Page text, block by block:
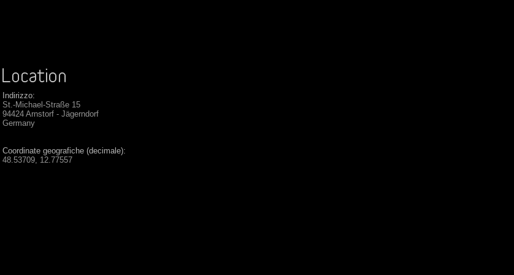
Indirizzo:
St.-Michael-Straße 15
94424 Arnstorf - Jägerndorf
Germany
Coordinate geografiche (decimale):
48.53709, 12.77557